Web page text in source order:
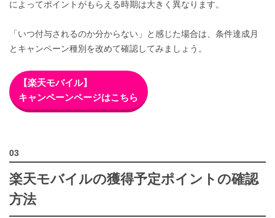
によってポイントがもらえる時期は大きく異なります。
「いつ付与されるのか分からない」と感じた場合は、条件達成月
とキャンペーン種別を改めて確認してみましょう。
【楽天モバイル】
キャンペーンページはこちら
楽天モバイルの獲得予定ポイントの確認
方法